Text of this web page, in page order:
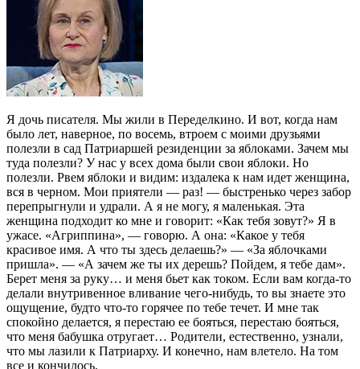
Я дочь писателя. Мы жили в Переделкино. И вот, когда нам
было лет, наверное, по восемь, втроем с моими друзьями
полезли в сад Патриаршей резиденции за яблоками. Зачем мы
туда полезли? У нас у всех дома были свои яблоки. Но
полезли. Рвем яблоки и видим: издалека к нам идет женщина,
вся в черном. Мои приятели — раз! — быстренько через забор
перепрыгнули и удрали. А я не могу, я маленькая. Эта
женщина подходит ко мне и говорит: «Как тебя зовут?» Я в
ужасе. «Агриппина», — говорю. А она: «Какое у тебя
красивое имя. А что ты здесь делаешь?» — «За яблочками
пришла». — «А зачем же ты их дерешь? Пойдем, я тебе дам».
Берет меня за руку… и меня бьет как током. Если вам когда-то
делали внутривенное вливание чего-нибудь, то вы знаете это
ощущение, будто что-то горячее по тебе течет. И мне так
спокойно делается, я перестаю ее бояться, перестаю бояться,
что меня бабушка отругает… Родители, естественно, узнали,
что мы лазили к Патриарху. И конечно, нам влетело. На том
все и кончилось.